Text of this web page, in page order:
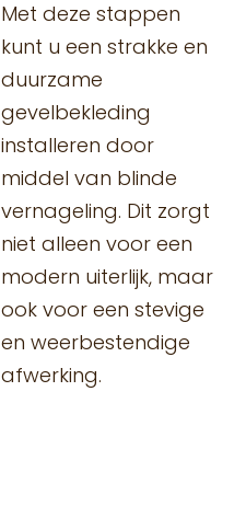
Met deze stappen
kunt u een strakke en
duurzame
gevelbekleding
installeren door
middel van blinde
vernageling. Dit zorgt
niet alleen voor een
modern uiterlijk, maar
ook voor een stevige
en weerbestendige
afwerking.